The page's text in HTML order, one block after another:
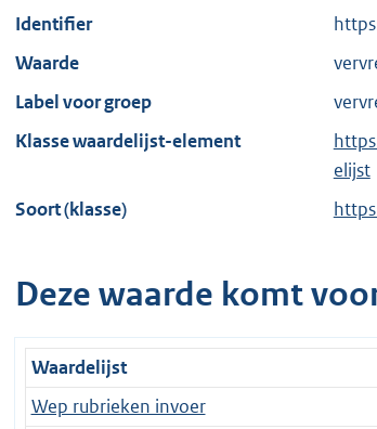
Identifier
Waarde
Label voor groep
Klasse waardelijst-element
elijst
Soort (klasse)
Deze waarde komt
Waardelijst
Wep rubrieken invoer